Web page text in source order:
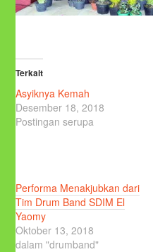
Terkait
Asyiknya Kemah
Desember 18, 2018
Postingan serupa
Performa Menakjubkan dari
Tim Drum Band SDIM El
Yaomy
Oktober 13, 2018
dalam "drumband"